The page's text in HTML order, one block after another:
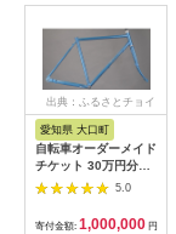
出典：ふるさとチョイ
愛知県 大口町
自転車オーダーメイド
チケット 30万円分
【1360365】
5.0
寄付金額: 1,000,000 円